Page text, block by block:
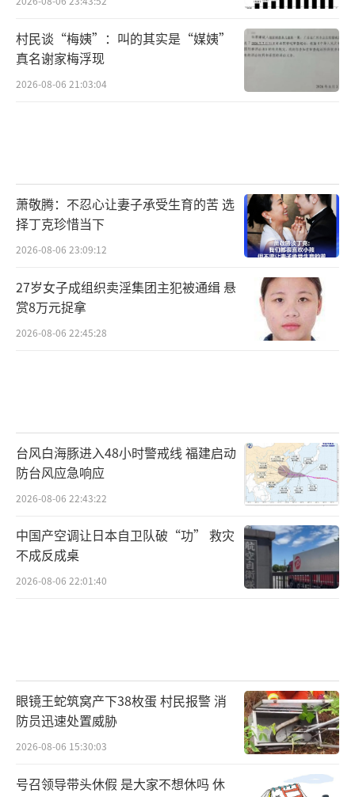
村民谈“梅姨”：叫的其实是“媒姨”
真名谢家梅浮现
2026-08-06 21:03:04
萧敬腾：不忍心让妻子承受生育的苦 选
择丁克珍惜当下
2026-08-06 23:09:12
27岁女子成组织卖淫集团主犯被通缉 悬
赏8万元捉拿
2026-08-06 22:45:28
台风白海豚进入48小时警戒线 福建启动
防台风应急响应
2026-08-06 22:43:22
中国产空调让日本自卫队破“功” 救灾
不成反成桌
2026-08-06 22:01:40
眼镜王蛇筑窝产下38枚蛋 村民报警 消
防员迅速处置威胁
2026-08-06 15:30:03
号召领导带头休假 是大家不想休吗 休